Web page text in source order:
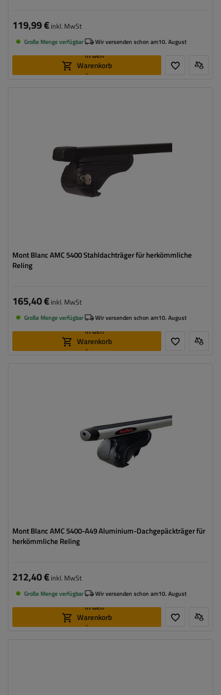
119,99 €inkl. MwSt
Große Menge verfügbar Wir versenden schon am10. August
In den
Warenkorb
legen
Mont Blanc AMC 5400 Stahldachträger für herkömmliche
Reling
165,40 €inkl. MwSt
Große Menge verfügbar Wir versenden schon am10. August
In den
Warenkorb
legen
Mont Blanc AMC 5400-A49 Aluminium-Dachgepäckträger für
herkömmliche Reling
212,40 €inkl. MwSt
Große Menge verfügbar Wir versenden schon am10. August
In den
Warenkorb
legen